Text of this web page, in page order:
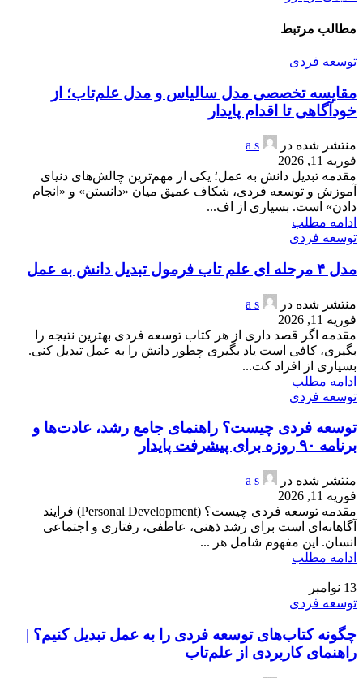
مطالب مرتبط
توسعه فردی
مقایسه تخصصی مدل سالیاس و مدل علم‌تاب؛ از
خودآگاهی تا اقدام پایدار
منتشر شده در
a s
فوریه 11, 2026
مقدمه تبدیل دانش به عمل؛ یکی از مهم‌ترین چالش‌های دنیای
آموزش و توسعه فردی، شکاف عمیق میان «دانستن» و «انجام
دادن» است. بسیاری از اف...
ادامه مطلب
توسعه فردی
مدل ۴ مرحله ای علم تاب فرمول تبدیل دانش به عمل
منتشر شده در
a s
فوریه 11, 2026
مقدمه اگر قصد داری از هر کتاب توسعه فردی بهترین نتیجه را
بگیری، کافی است یاد بگیری چطور دانش را به عمل تبدیل کنی.
بسیاری از افراد کت...
ادامه مطلب
توسعه فردی
توسعه فردی چیست؟ راهنمای جامع رشد، عادت‌ها و
برنامه ۹۰ روزه برای پیشرفت پایدار
منتشر شده در
a s
فوریه 11, 2026
مقدمه توسعه فردی چیست؟ (Personal Development) فرایند
آگاهانه‌ای است برای رشد ذهنی، عاطفی، رفتاری و اجتماعی
انسان. این مفهوم شامل هر ...
ادامه مطلب
13 نوامبر
توسعه فردی
چگونه کتاب‌های توسعه فردی را به عمل تبدیل کنیم؟ |
راهنمای کاربردی از علم‌تاب